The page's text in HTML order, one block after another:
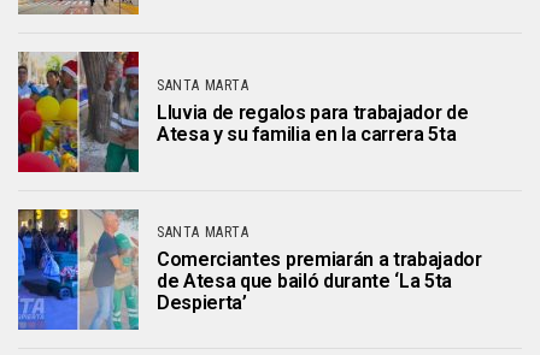
SANTA MARTA
Lluvia de regalos para trabajador de
Atesa y su familia en la carrera 5ta
SANTA MARTA
Comerciantes premiarán a trabajador
de Atesa que bailó durante ‘La 5ta
Despierta’